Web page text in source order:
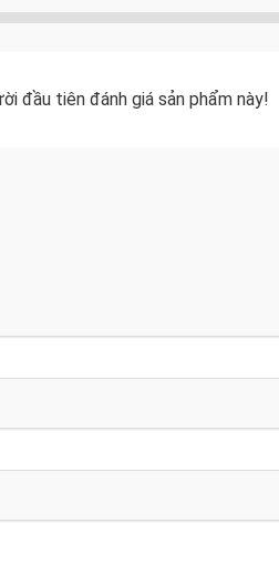
đầu tiên đánh giá sản phẩm này!